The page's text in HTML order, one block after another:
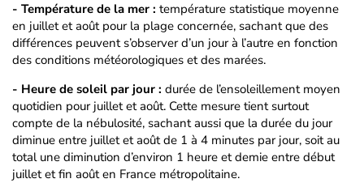
- Température de la mer : température statistique moyenne
en juillet et août pour la plage concernée, sachant que des
différences peuvent s’observer d’un jour à l’autre en fonction
des conditions météorologiques et des marées.
- Heure de soleil par jour : durée de l’ensoleillement moyen
quotidien pour juillet et août. Cette mesure tient surtout
compte de la nébulosité, sachant aussi que la durée du jour
diminue entre juillet et août de 1 à 4 minutes par jour, soit au
total une diminution d’environ 1 heure et demie entre début
juillet et fin août en France métropolitaine.